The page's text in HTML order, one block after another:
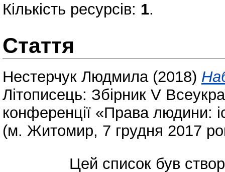
Кількість ресурсів: 1.
Стаття
Нестерчук Людмила(2018)
Літописець: Збірник V
конференції «Права людини:
(м. Житомир, 7 грудня 2017
Цей список був